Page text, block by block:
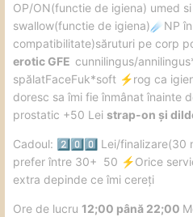
️OP/ON(functie de igiena) umed
swallow(functie de igiena)☄️ NP
compatibilitate)săruturi pe corp
erotic GFE cunnilingus/
spălatFaceFuk*soft ⚡️rog ca
doresc sa îmi fie înmânat înainte
prostatic +50 Lei strap-on și
Cadoul: 2️⃣ 0️⃣ 0️⃣ Lei/finalizare(30
prefer între 30+ 50 ⚡️Orice
extra depinde ce îmi cereți
️Ore de lucru 12;00 până 22;00